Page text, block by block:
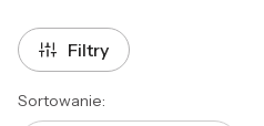
Filtry
Lista produktów
Sortowanie: